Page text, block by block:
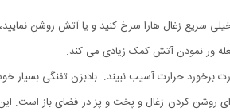
سریع زغال هارا سرخ کنید و یا آتش روشن
ور نمودن آتش کمک زیادی می کند.
برخورد حرارت آسیب نبیند. بادبزن تفنگی